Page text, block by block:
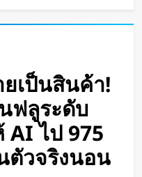
ระวังและป้องปราม
เสื้อเชิ้ตทำงาน
บตเตอรี่ในตัว
3,900 บาท
ลองใช้มอเตอร์ไซค์
คล่องตัวในสนามรบ
TagBatt แบตเตอรี่
ยเป็นสินค้า!
ฟลูระดับ
AI ไป 975
ตัวจริงนอน